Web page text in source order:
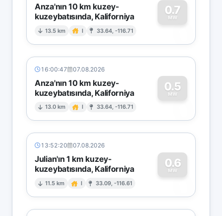
Anza'nın 10 km kuzey-
kuzeybatısında, Kaliforniya
13.5 km I 33.64, -116.71
0.7
MW
0
16:00:47 07.08.2026
Anza'nın 10 km kuzey-
kuzeybatısında, Kaliforniya
13.0 km I 33.64, -116.71
0.5
MW
0
13:52:20 07.08.2026
Julian'ın 1 km kuzey-
kuzeybatısında, Kaliforniya
11.5 km I 33.09, -116.61
0.6
MW
0